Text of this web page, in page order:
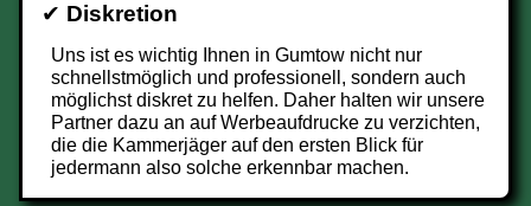
✔ Diskretion
Uns ist es wichtig Ihnen in Gumtow nicht nur
schnellstmöglich und professionell, sondern auch
möglichst diskret zu helfen. Daher halten wir unsere
Partner dazu an auf Werbeaufdrucke zu verzichten,
die die Kammerjäger auf den ersten Blick für
jedermann also solche erkennbar machen.